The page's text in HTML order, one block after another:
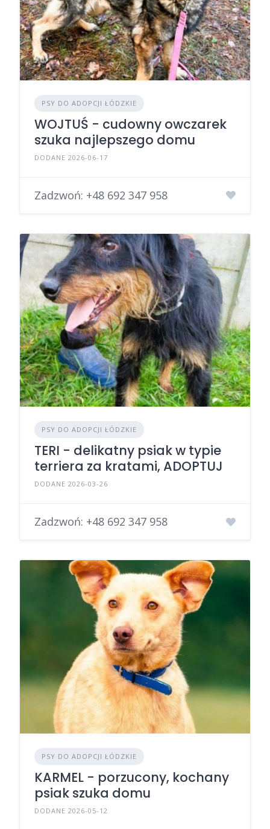
PSY DO ADOPCJI ŁÓDZKIE
WOJTUŚ - cudowny owczarek
szuka najlepszego domu
DODANE 2026-06-17
Zadzwoń: +48 692 347 958
PSY DO ADOPCJI ŁÓDZKIE
TERI - delikatny psiak w typie
terriera za kratami, ADOPTUJ
DODANE 2026-03-26
Zadzwoń: +48 692 347 958
PSY DO ADOPCJI ŁÓDZKIE
KARMEL - porzucony, kochany
psiak szuka domu
DODANE 2026-05-12